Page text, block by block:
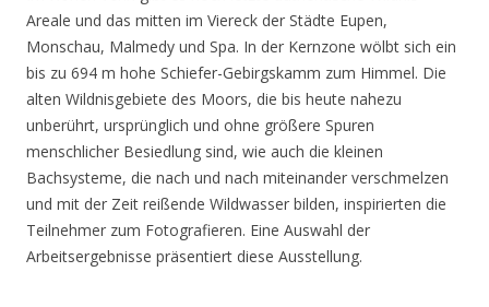
Areale und das mitten im Viereck der Städte Eupen,
Monschau, Malmedy und Spa. In der Kernzone wölbt sich ein
bis zu 694 m hohe Schiefer-Gebirgskamm zum Himmel. Die
alten Wildnisgebiete des Moors, die bis heute nahezu
unberührt, ursprünglich und ohne größere Spuren
menschlicher Besiedlung sind, wie auch die kleinen
Bachsysteme, die nach und nach miteinander verschmelzen
und mit der Zeit reißende Wildwasser bilden, inspirierten die
Teilnehmer zum Fotografieren. Eine Auswahl der
Arbeitsergebnisse präsentiert diese Ausstellung.